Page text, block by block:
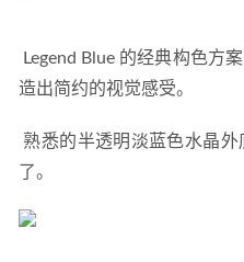
造出简约的视觉感受。
了。